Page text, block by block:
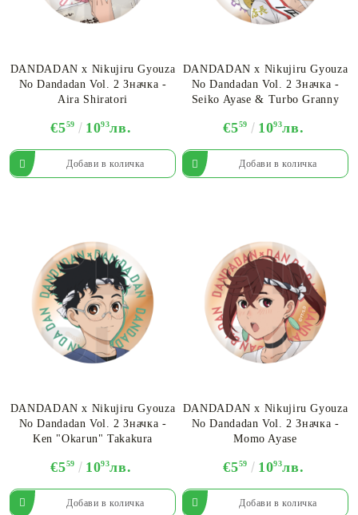
DANDADAN х Nikujiru Gyouza
No Dandadan Vol. 2 Значка -
Aira Shiratori
€559 1093лв.
DANDADAN х Nikujiru Gyouza
No Dandadan Vol. 2 Значка -
Seiko Ayase & Turbo Granny
€559 1093лв.
DANDADAN х Nikujiru Gyouza
No Dandadan Vol. 2 Значка -
Ken "Okarun" Takakura
€559 1093лв.
DANDADAN х Nikujiru Gyouza
No Dandadan Vol. 2 Значка -
Momo Ayase
€559 1093лв.